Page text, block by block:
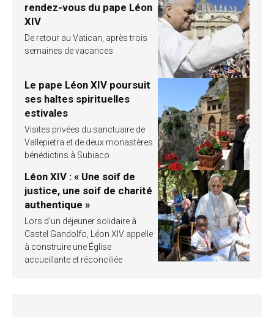
rendez-vous du pape Léon
XIV
De retour au Vatican, après trois
semaines de vacances
Le pape Léon XIV poursuit
ses haltes spirituelles
estivales
Visites privées du sanctuaire de
Vallepietra et de deux monastères
bénédictins à Subiaco
Léon XIV : « Une soif de
justice, une soif de charité
authentique »
Lors d’un déjeuner solidaire à
Castel Gandolfo, Léon XIV appelle
à construire une Église
accueillante et réconciliée